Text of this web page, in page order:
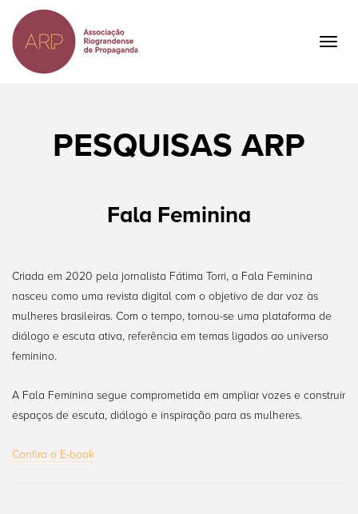
para
o
conteúdo
principal
PESQUISAS ARP
Fala Feminina
Criada em 2020 pela jornalista Fátima Torri, a Fala Feminina
nasceu como uma revista digital com o objetivo de dar voz às
mulheres brasileiras. Com o tempo, tornou-se uma plataforma de
diálogo e escuta ativa, referência em temas ligados ao universo
feminino.
A Fala Feminina segue comprometida em ampliar vozes e construir
espaços de escuta, diálogo e inspiração para as mulheres.
Confira o E-book